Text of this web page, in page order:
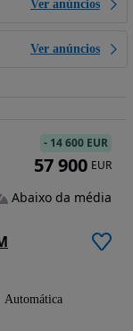
Ver anúncios
Ver anúncios
Automática
- 14 600 EUR
57 900 EUR
Abaixo da média